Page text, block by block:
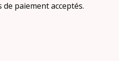
paiement acceptés.